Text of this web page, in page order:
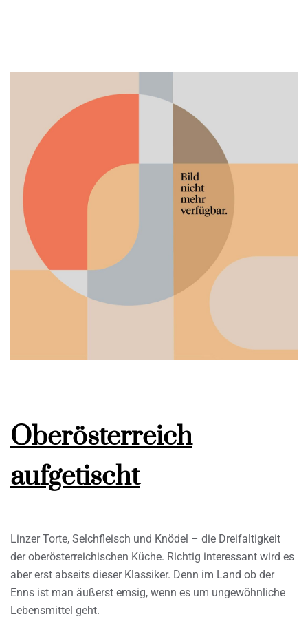
Oberösterreich
aufgetischt
Linzer Torte, Selchfleisch und Knödel – die Dreifaltigkeit
der oberösterreichischen Küche. Richtig interessant wird es
aber erst abseits dieser Klassiker. Denn im Land ob der
Enns ist man äußerst emsig, wenn es um ungewöhnliche
Lebensmittel geht.